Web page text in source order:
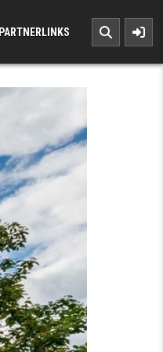
PARTNERLINKS